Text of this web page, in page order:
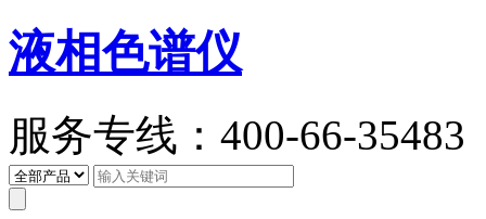
液相色谱仪
服务专线：400-66-35483